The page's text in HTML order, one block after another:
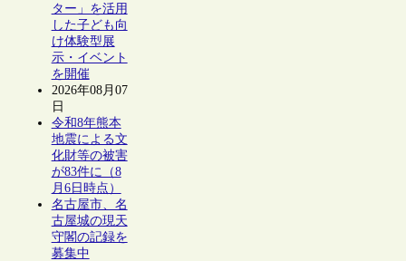
ター」を活用
した子ども向
け体験型展
示・イベント
を開催
2026年08月07
日
令和8年熊本
地震による文
化財等の被害
が83件に（8
月6日時点）
名古屋市、名
古屋城の現天
守閣の記録を
募集中